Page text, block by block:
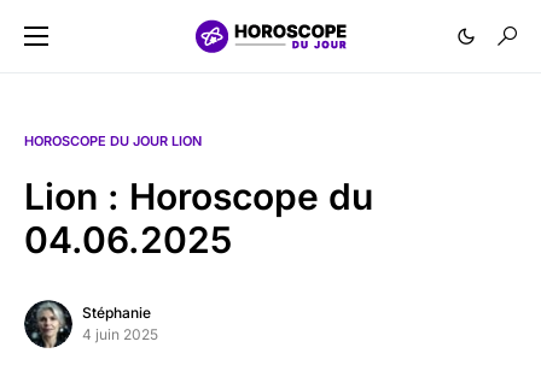
HOROSCOPE DU JOUR LION
Lion : Horoscope du
04.06.2025
Stéphanie
4 juin 2025